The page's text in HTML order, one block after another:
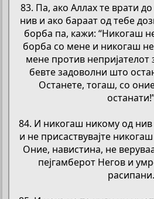
83. Па, ако Аллах те врати
нив и ако бараат од тебе
борба па, кажи: “Никогаш
борба со мене и никогаш
мене против непријателот
бевте задоволни што
Останете, тогаш, со
84. И никогаш никому од нив
и не присаствувајте
Оние, навистина, не
пејгамберот Негов и
расипани.